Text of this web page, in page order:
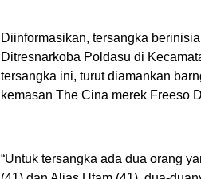
Diinformasikan, tersangka
Ditresnarkoba Poldasu di
tersangka ini, turut diamankan
kemasan The Cina merek Freeso
“Untuk tersangka ada dua orang